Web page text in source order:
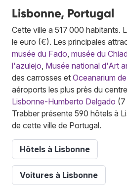
Lisbonne, Portugal
Cette ville a 517 000 habitants.
le euro (€). Les principales
musée du Fado musée du
l'azulejo Musée national d'Art
des carrosses et Oceanarium
aéroports les plus près du
Lisbonne-Humberto Delgado (7
Trabber présente 590 hôtels à
de cette ville de Portugal.
Hôtels à Lisbonne
Voitures à Lisbonne